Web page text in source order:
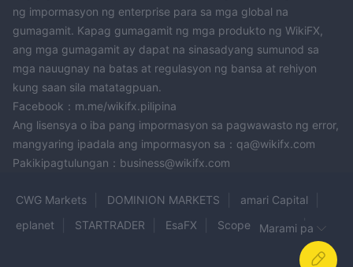
ng impormasyon ng enterprise para sa mga global na
gumagamit. Kapag gumagamit ng mga produkto ng WikiFX,
ang mga gumagamit ay dapat na sinasadyang sumunod sa
mga nauugnay na batas at regulasyon ng bansa at rehiyon
kung saan sila matatagpuan.
Facebook：m.me/wikifx.pilipina
Ang lisensya o iba pang impormasyon sa pagwawasto ng error,
mangyaring ipadala ang impormasyon sa：qa@wikifx.com
Pakikipagtulungan：business@wikifx.com
CWG Markets DOMINION MARKETS
amari Capital
eplanet
STARTRADER EsaFX
Scope Markets
NBI
Marami pa